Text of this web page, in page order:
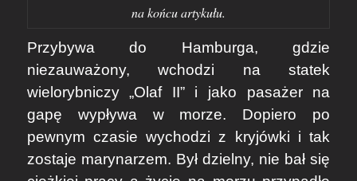
na końcu artykułu.
Przybywa do Hamburga, gdzie
niezauważony, wchodzi na statek
wielorybniczy „Olaf II” i jako pasażer na
gapę wypływa w morze. Dopiero po
pewnym czasie wychodzi z kryjówki i tak
zostaje marynarzem. Był dzielny, nie bał się